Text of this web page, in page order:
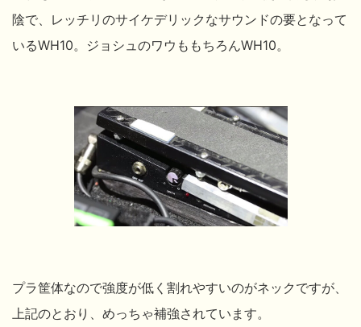
陰で、レッチリのサイケデリックなサウンドの要となって
いるWH10。ジョシュのワウももちろんWH10。
プラ筐体なので強度が低く割れやすいのがネックですが、
上記のとおり、めっちゃ補強されています。